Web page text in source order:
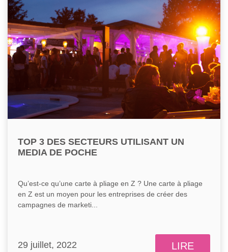
TOP 3 DES SECTEURS UTILISANT UN
MEDIA DE POCHE
Qu’est-ce qu’une carte à pliage en Z ? Une carte à pliage
en Z est un moyen pour les entreprises de créer des
campagnes de marketi...
29 juillet, 2022 LIRE